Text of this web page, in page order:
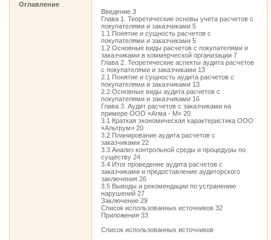
Оглавление
Введение 3
Глава 1. Теоретические основы учета расчетов с
покупателями и заказчиками 5
1.1 Понятие и сущность расчетов с
покупателями и заказчиками 5
1.2 Основные виды расчетов с покупателями и
заказчиками в коммерческой организации 7
Глава 2. Теоретические аспекты аудита расчетов
с покупателями и заказчиками 13
2.1 Понятие и сущность аудита расчетов с
покупателями и заказчиками 13
2.2 Основные виды аудита расчетов с
покупателями и заказчиками 16
Глава 3. Аудит расчетов с заказчиками на
примере ООО «Агма - М» 20
3.1 Краткая экономическая характеристика ООО
«Альтрум» 20
3.2 Планирование аудита расчетов с
заказчиками 22
3.3 Анализ контрольной среды и процедуры по
существу 24
3.4 Итог проведение аудита расчетов с
заказчиками и предоставление аудиторского
заключения 26
3.5 Выводы и рекомендации по устранению
нарушений 27
Заключение 29
Список использованных источников 32
Приложения 33
Список использованных источников